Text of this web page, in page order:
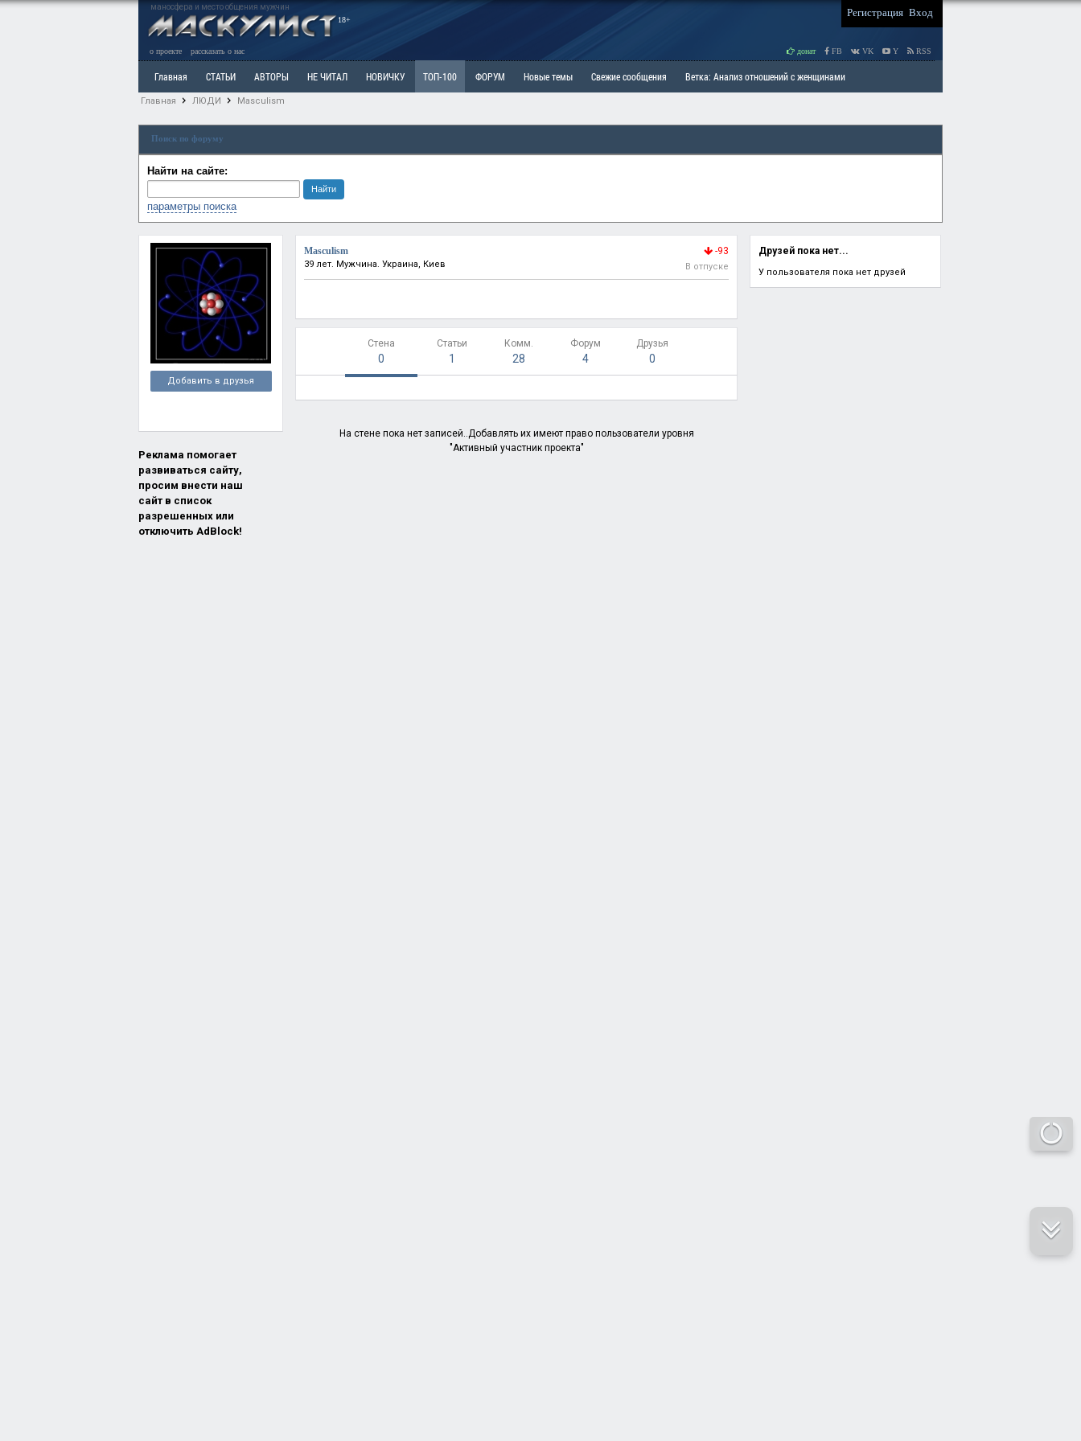
маносфера и место общения мужчин
18+
Регистрация Вход
о проекте рассказать о нас донат FB VK Y RSS
Главная СТАТЬИ АВТОРЫ НЕ ЧИТАЛ НОВИЧКУ ТОП-100 ФОРУМ Новые темы Свежие сообщения Ветка: Анализ отношений с женщинами
Ветка: Расстаюсь или Развожусь. САНЧАС
РАЗДЕЛ: Разное
Главная ЛЮДИ Masculism
Поиск по форуму
Найти на сайте:
параметры поиска
Добавить в друзья
Реклама помогает
развиваться сайту,
просим внести наш
сайт в список
разрешенных или
отключить AdBlock!
Masculism -93
39 лет. Мужчина. Украина, Киев В отпуске
Стена
0
Статьи
1
Комм.
28
Форум
4
Друзья
0
На стене пока нет записей..Добавлять их имеют право пользователи уровня
"Активный участник проекта"
Друзей пока нет...
У пользователя пока нет друзей